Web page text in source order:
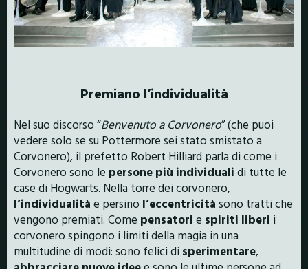
Premiano l’individualità
Nel suo discorso “Benvenuto a Corvonero” (che puoi
vedere solo se su Pottermore sei stato smistato a
Corvonero), il prefetto Robert Hilliard parla di come i
Corvonero sono le persone più individuali di tutte le
case di Hogwarts. Nella torre dei corvonero,
l’individualità e persino l’eccentricità sono tratti che
vengono premiati. Come pensatori e spiriti liberi i
corvonero spingono i limiti della magia in una
multitudine di modi: sono felici di sperimentare,